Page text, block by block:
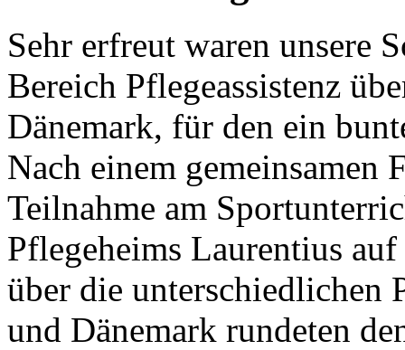
Sehr erfreut waren unsere
Bereich Pflegeassistenz
Dänemark, für den ein
Nach einem gemeinsamen
Teilnahme am
Pflegeheims Laurentius
über die unterschiedlichen
und Dänemark rundeten